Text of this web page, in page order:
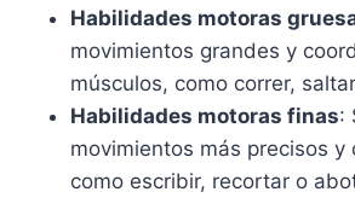
Habilidades motoras
movimientos grandes y
músculos, como correr,
Habilidades motoras finas:
movimientos más precisos y
como escribir, recortar o